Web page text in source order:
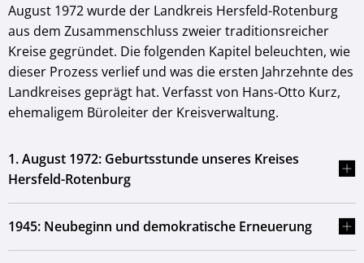
August 1972 wurde der Landkreis Hersfeld-Rotenburg
aus dem Zusammenschluss zweier traditionsreicher
Kreise gegründet. Die folgenden Kapitel beleuchten, wie
dieser Prozess verlief und was die ersten Jahrzehnte des
Landkreises geprägt hat. Verfasst von Hans-Otto Kurz,
ehemaligem Büroleiter der Kreisverwaltung.
1. August 1972: Geburtsstunde unseres Kreises
Hersfeld-Rotenburg
1945: Neubeginn und demokratische Erneuerung